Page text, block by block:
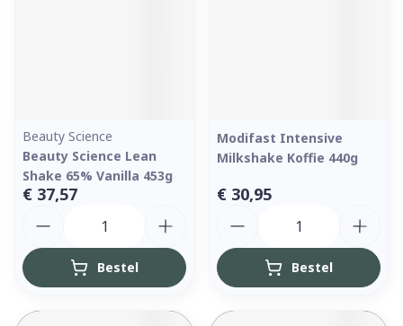
Beauty Science
Beauty Science Lean
Shake 65% Vanilla 453g
€ 37,57
Bestel
Modifast Intensive
Milkshake Koffie 440g
€ 30,95
Bestel